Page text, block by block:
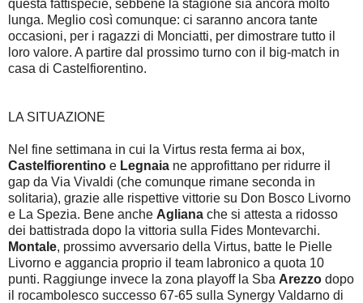
questa fattispecie, sebbene la stagione sia ancora molto
lunga. Meglio così comunque: ci saranno ancora tante
occasioni, per i ragazzi di Monciatti, per dimostrare tutto il
loro valore. A partire dal prossimo turno con il big-match in
casa di Castelfiorentino.
LA SITUAZIONE
Nel fine settimana in cui la Virtus resta ferma ai box,
Castelfiorentino e Legnaia ne approfittano per ridurre il
gap da Via Vivaldi (che comunque rimane seconda in
solitaria), grazie alle rispettive vittorie su Don Bosco Livorno
e La Spezia. Bene anche Agliana che si attesta a ridosso
dei battistrada dopo la vittoria sulla Fides Montevarchi.
Montale, prossimo avversario della Virtus, batte le Pielle
Livorno e aggancia proprio il team labronico a quota 10
punti. Raggiunge invece la zona playoff la Sba Arezzo dopo
il rocambolesco successo 67-65 sulla Synergy Valdarno di